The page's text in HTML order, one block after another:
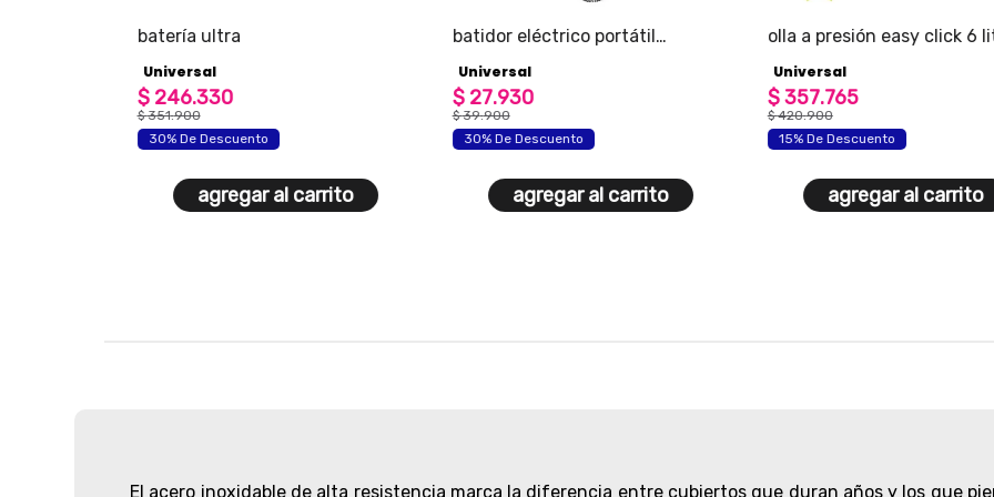
batería ultra
Universal
$ 246.330
$ 351.900
30% De Descuento
agregar al carrito
batidor eléctrico portátil
Universal
$ 27.930
$ 39.900
30% De Descuento
agregar al carrito
olla a presión easy click 6
Universal
$ 357.765
$ 420.900
15% De Descuento
agregar al carrito
El acero inoxidable de alta resistencia marca la diferencia entre cubiertosque duran años y los que